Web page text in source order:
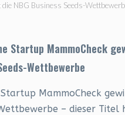
NBG Business Seeds-
Startup MammoCheck
Wettbewerbe
MammoCheck
– dieser